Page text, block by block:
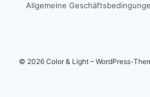
Allgemeine
© 2026 Color & Light – WordPress-